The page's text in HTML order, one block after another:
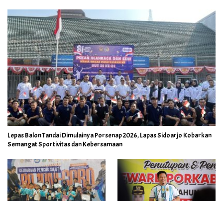
Lepas Balon Tandai Dimulainya Porsenap 2026, Lapas Sidoarjo Kobarkan
Semangat Sportivitas dan Kebersamaan